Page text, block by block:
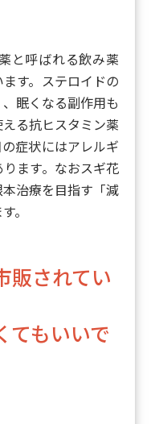
と呼ばれる飲み薬
す。ステロイドの
眠くなる副作用も
る抗ヒスタミン薬
症状にはアレルギ
ます。なおスギ花
治療を目指す「減
。
販されてい
てもいいで